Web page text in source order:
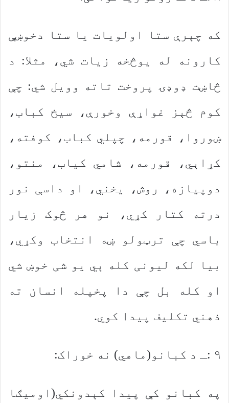
که چېرې ستا اولویات یا ستا دخوښې
کارونه له یوڅخه زیات شي، مثلا: د
څاښت ډوډۍ پروخت تاته وویل شي: چې
کوم څېز غواړې وخورې، سیخ کباب،
ښوروا، قورمه، چپلي کباب، کوفته،
کړاېي، قورمه، شامي کیاب، منتو،
دوپیازه، روش، یخني، او داسې نور
درته کتار کړي، نو هر څوک زیار
باسي چې ترټولو ښه انتخاب وکړي،
بیا لکه لیونی کله ېي یو شی خوښ شي
او کله بل چې دا پخپله انسان ته
ذهني تکلیف پیدا کوي.
۹ :ـ د کبانو(ماهي) نه خوراک:
په کبانو کې پیدا کېدونکي(اومیګا